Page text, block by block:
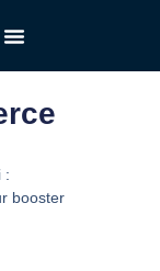
:
booster